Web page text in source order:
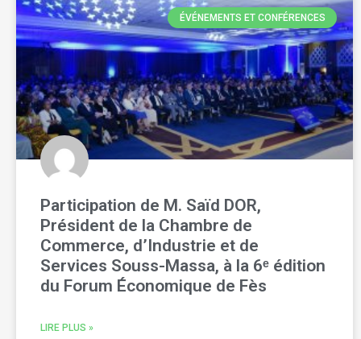
ÉVÉNEMENTS ET CONFÉRENCES
Participation de M. Saïd DOR,
Président de la Chambre de
Commerce, d’Industrie et de
Services Souss-Massa, à la 6ᵉ édition
du Forum Économique de Fès
LIRE PLUS »